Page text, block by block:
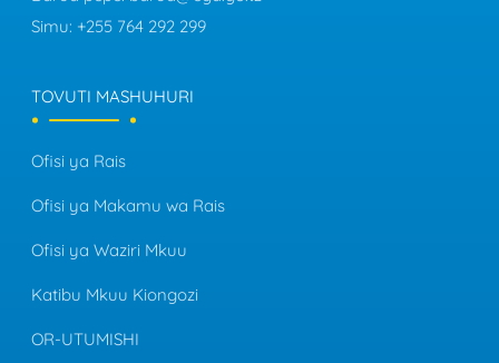
Simu: +255 764 292 299
TOVUTI MASHUHURI
Ofisi ya Rais
Ofisi ya Makamu wa Rais
Ofisi ya Waziri Mkuu
Katibu Mkuu Kiongozi
OR-UTUMISHI